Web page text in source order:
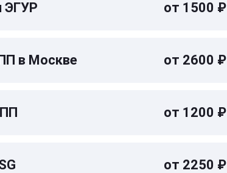
ЭГУР от 1500 ₽
в Москве от 2600 ₽
от 1200 ₽
от 2250 ₽